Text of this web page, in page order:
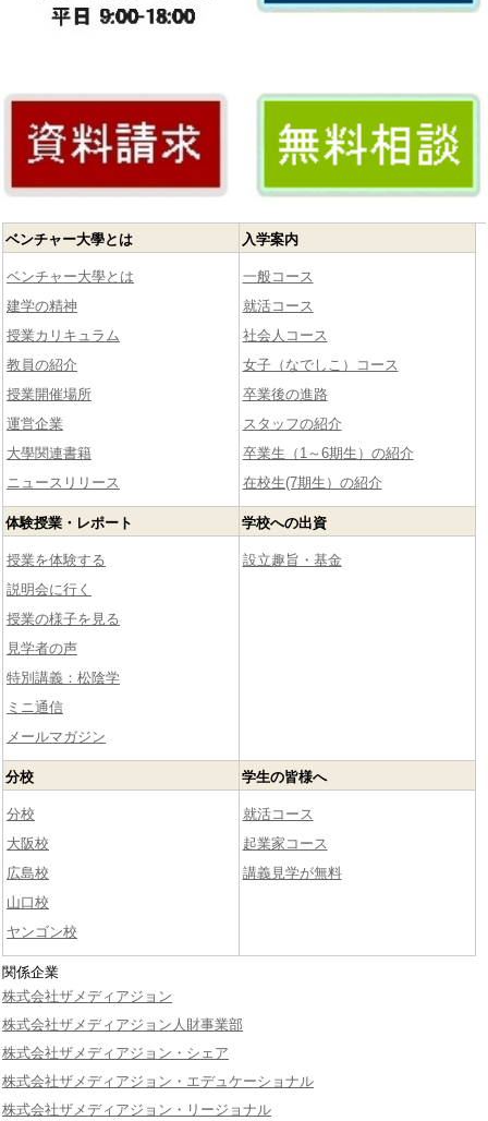
ベンチャー大學とは
ベンチャー大學とは
建学の精神
授業カリキュラム
教員の紹介
授業開催場所
運営企業
大學関連書籍
ニュースリリース
入学案内
一般コース
就活コース
社会人コース
女子（なでしこ）コース
卒業後の進路
スタッフの紹介
卒業生（1～6期生）の紹介
在校生(7期生）の紹介
体験授業・レポート
授業を体験する
説明会に行く
授業の様子を見る
見学者の声
特別講義：松陰学
ミニ通信
メールマガジン
学校への出資
設立趣旨・基金
分校
分校
大阪校
広島校
山口校
ヤンゴン校
学生の皆様へ
就活コース
起業家コース
講義見学が無料
関係企業
株式会社ザメディアジョン
株式会社ザメディアジョン人財事業部
株式会社ザメディアジョン・シェア
株式会社ザメディアジョン・エデュケーショナル
株式会社ザメディアジョン・リージョナル